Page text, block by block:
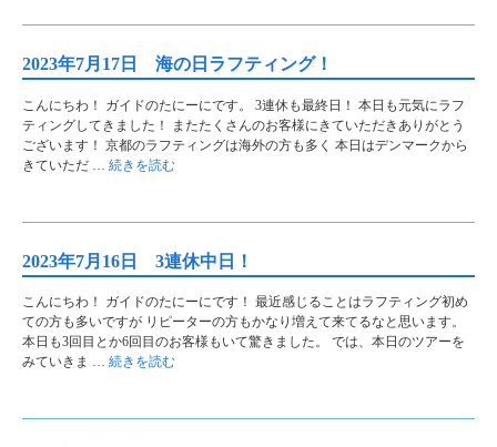
2023年7月17日 海の日ラフティング！
こんにちわ！ ガイドのたにーにです。 3連休も最終日！ 本日も元気にラフ
ティングしてきました！ またたくさんのお客様にきていただきありがとう
ございます！ 京都のラフティングは海外の方も多く 本日はデンマークから
きていただ … 続きを読む
2023年7月16日 3連休中日！
こんにちわ！ ガイドのたにーにです！ 最近感じることはラフティング初め
ての方も多いですが リピーターの方もかなり増えて来てるなと思います。
本日も3回目とか6回目のお客様もいて驚きました。 では、本日のツアーを
みていきま … 続きを読む